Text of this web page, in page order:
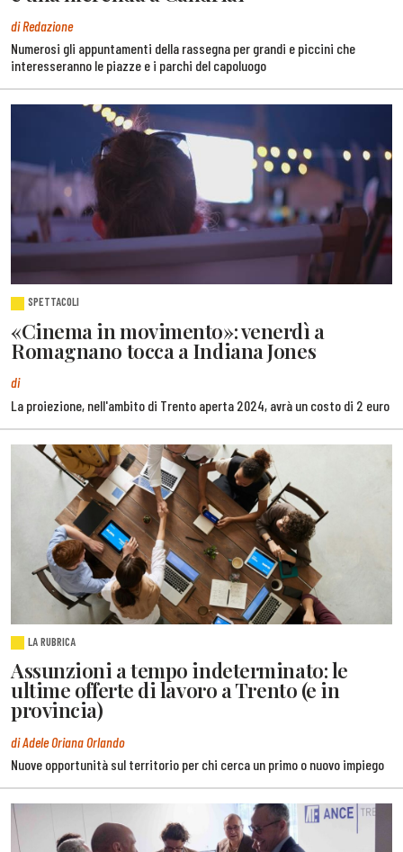
di Redazione
Numerosi gli appuntamenti della rassegna per grandi e piccini che
interesseranno le piazze e i parchi del capoluogo
SPETTACOLI
«Cinema in movimento»: venerdì a
Romagnano tocca a Indiana Jones
di
La proiezione, nell'ambito di Trento aperta 2024, avrà un costo di 2 euro
LA RUBRICA
Assunzioni a tempo indeterminato: le
ultime offerte di lavoro a Trento (e in
provincia)
di Adele Oriana Orlando
Nuove opportunità sul territorio per chi cerca un primo o nuovo impiego